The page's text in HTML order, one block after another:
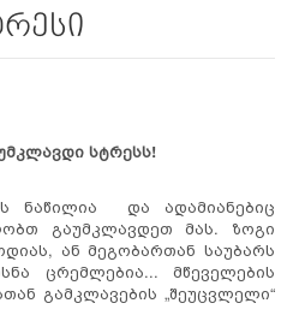
ი სტრესს!
ნაწილია და ადამიანებიც
გაუმკლავდეთ მას. ზოგი
ან მეგობართან საუბარს
ცრემლებია... მწეველების
გამკლავების „შეუცვლელი“